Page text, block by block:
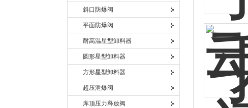
斜口防爆阀
平面防爆阀
耐高温星型卸料器
圆形星型卸料器
方形星型卸料器
超压泄爆阀
库顶压力释放阀